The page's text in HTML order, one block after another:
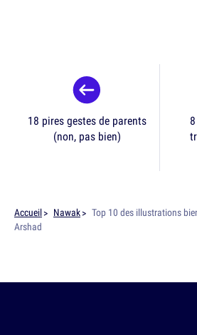
18 pires gestes de parents
(non, pas bien)
Accueil Nawak
Top 10 des illustrations
Arshad